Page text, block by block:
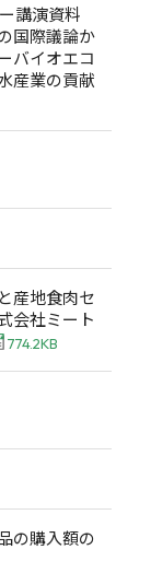
講演資料
国際議論か
バイオエコ
産業の貢献
産地食肉セ
会社ミート
774.2KB
の購入額の